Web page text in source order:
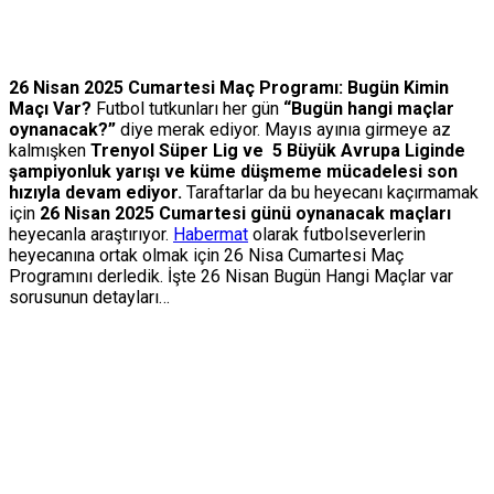
26 Nisan 2025 Cumartesi Maç Programı: Bugün Kimin
Maçı Var? Futbol tutkunları her gün “Bugün hangi maçlar
oynanacak?” diye merak ediyor. Mayıs ayınıa girmeye az
kalmışken Trenyol Süper Lig ve 5 Büyük Avrupa Liginde
şampiyonluk yarışı ve küme düşmeme mücadelesi son
hızıyla devam ediyor. Taraftarlar da bu heyecanı kaçırmamak
için 26 Nisan 2025 Cumartesi günü oynanacak maçları
heyecanla araştırıyor. Habermat olarak futbolseverlerin
heyecanına ortak olmak için 26 Nisa Cumartesi Maç
Programını derledik. İşte 26 Nisan Bugün Hangi Maçlar var
sorusunun detayları…